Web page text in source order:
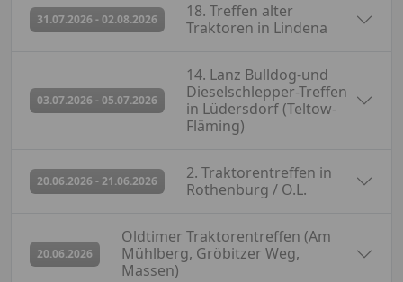
31.07.2026 - 02.08.2026
abgesagt18. Treffen alter
Traktoren in Lindena
03.07.2026 - 05.07.2026
abgesagt
14. Lanz Bulldog-und
Dieselschlepper-Treffen
in Lüdersdorf (Teltow-
Fläming)
20.06.2026 - 21.06.2026
abgesagt2. Traktorentreffen in
Rothenburg / O.L.
20.06.2026
abgesagtOldtimer Traktorentreffen (Am
Mühlberg, Gröbitzer Weg,
Massen)